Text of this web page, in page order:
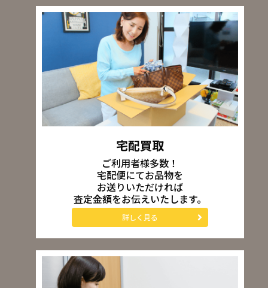
宅配買取
ご利用者様多数！
宅配便にてお品物を
お送りいただければ
査定金額をお伝えいたします。
詳しく見る